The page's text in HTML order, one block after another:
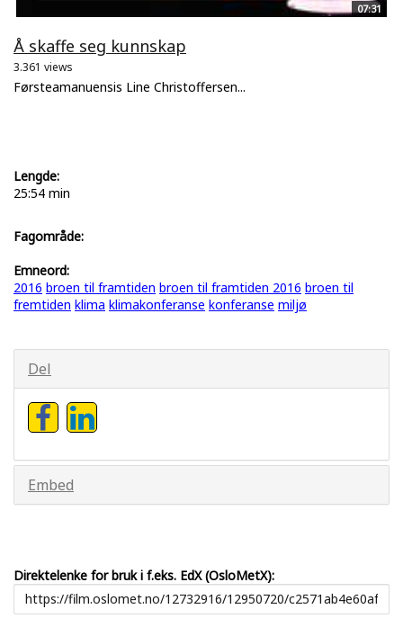
07:31
Å skaffe seg kunnskap
3.361 views
Førsteamanuensis Line Christoffersen...
Lengde:
25:54 min
Fagområde:
Emneord:
2016 broen til framtiden broen til framtiden 2016 broen til
fremtiden klima klimakonferanse konferanse miljø
Del
Embed
Direktelenke for bruk i f.eks. EdX (OsloMetX):